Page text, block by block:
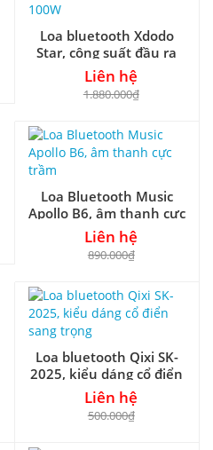
Loa bluetooth Xdodo
Star, công suất đầu ra
100W
Liên hệ
1.880.000₫
Loa Bluetooth Music
Apollo B6, âm thanh cực
trầm
Liên hệ
890.000₫
Loa bluetooth Qixi SK-
2025, kiểu dáng cổ điển
sang trọng
Liên hệ
500.000₫